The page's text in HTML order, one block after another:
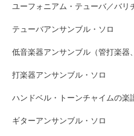
ユーフォニアム・テューバ／バリ
テューバアンサンブル・ソロ
低音楽器アンサンブル（管打楽器
打楽器アンサンブル・ソロ
ハンドベル・トーンチャイムの楽
ギターアンサンブル・ソロ